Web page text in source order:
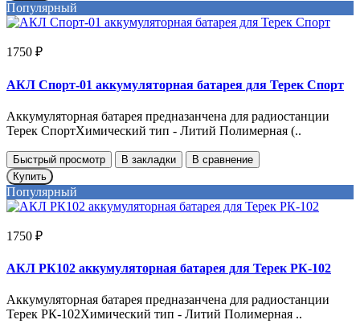
Популярный
1750 ₽
АКЛ Спорт-01 аккумуляторная батарея для Терек Спорт
Аккумуляторная батарея предназанчена для радиостанции
Терек СпортХимический тип - Литий Полимерная (..
Быстрый просмотр В закладки
В сравнение
Купить
Популярный
1750 ₽
АКЛ РК102 аккумуляторная батарея для Терек РК-102
Аккумуляторная батарея предназанчена для радиостанции
Терек РК-102Химический тип - Литий Полимерная ..